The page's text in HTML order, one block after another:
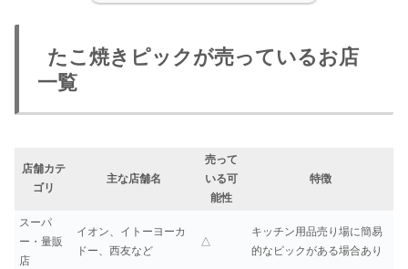
たこ焼きピックが売っているお店
一覧
店舗カテ
ゴリ
主な店舗名
売って
いる可
能性
特徴
スーパ
ー・量販
店
イオン、イトーヨーカ
ドー、西友など
△
キッチン用品売り場に簡易
的なピックがある場合あり